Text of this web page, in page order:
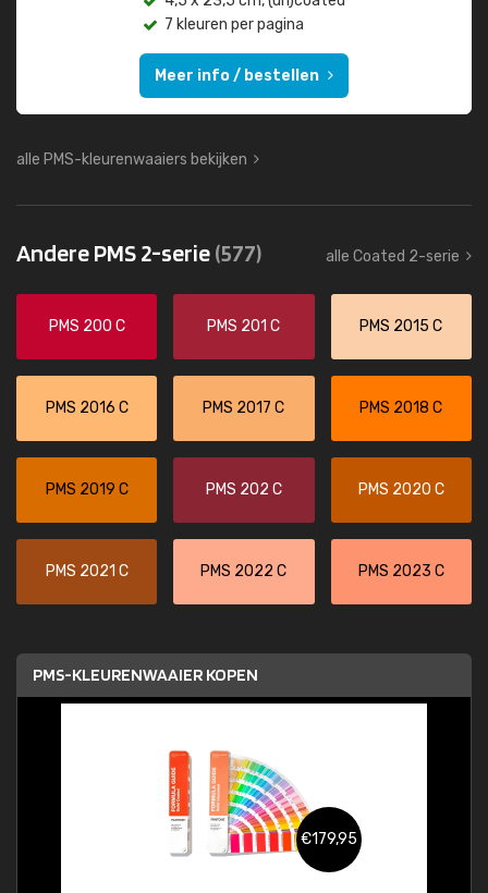
7 kleuren per pagina
Meer info / bestellen
alle PMS-kleurenwaaiers bekijken
Andere PMS 2-serie(577) alle Coated 2-serie
PMS 200 C PMS 201 C PMS 2015 C
PMS 2016 C PMS 2017 C PMS 2018 C
PMS 2019 C PMS 202 C PMS 2020 C
PMS 2021 C PMS 2022 C PMS 2023 C
PMS-KLEURENWAAIER KOPEN
€179,95